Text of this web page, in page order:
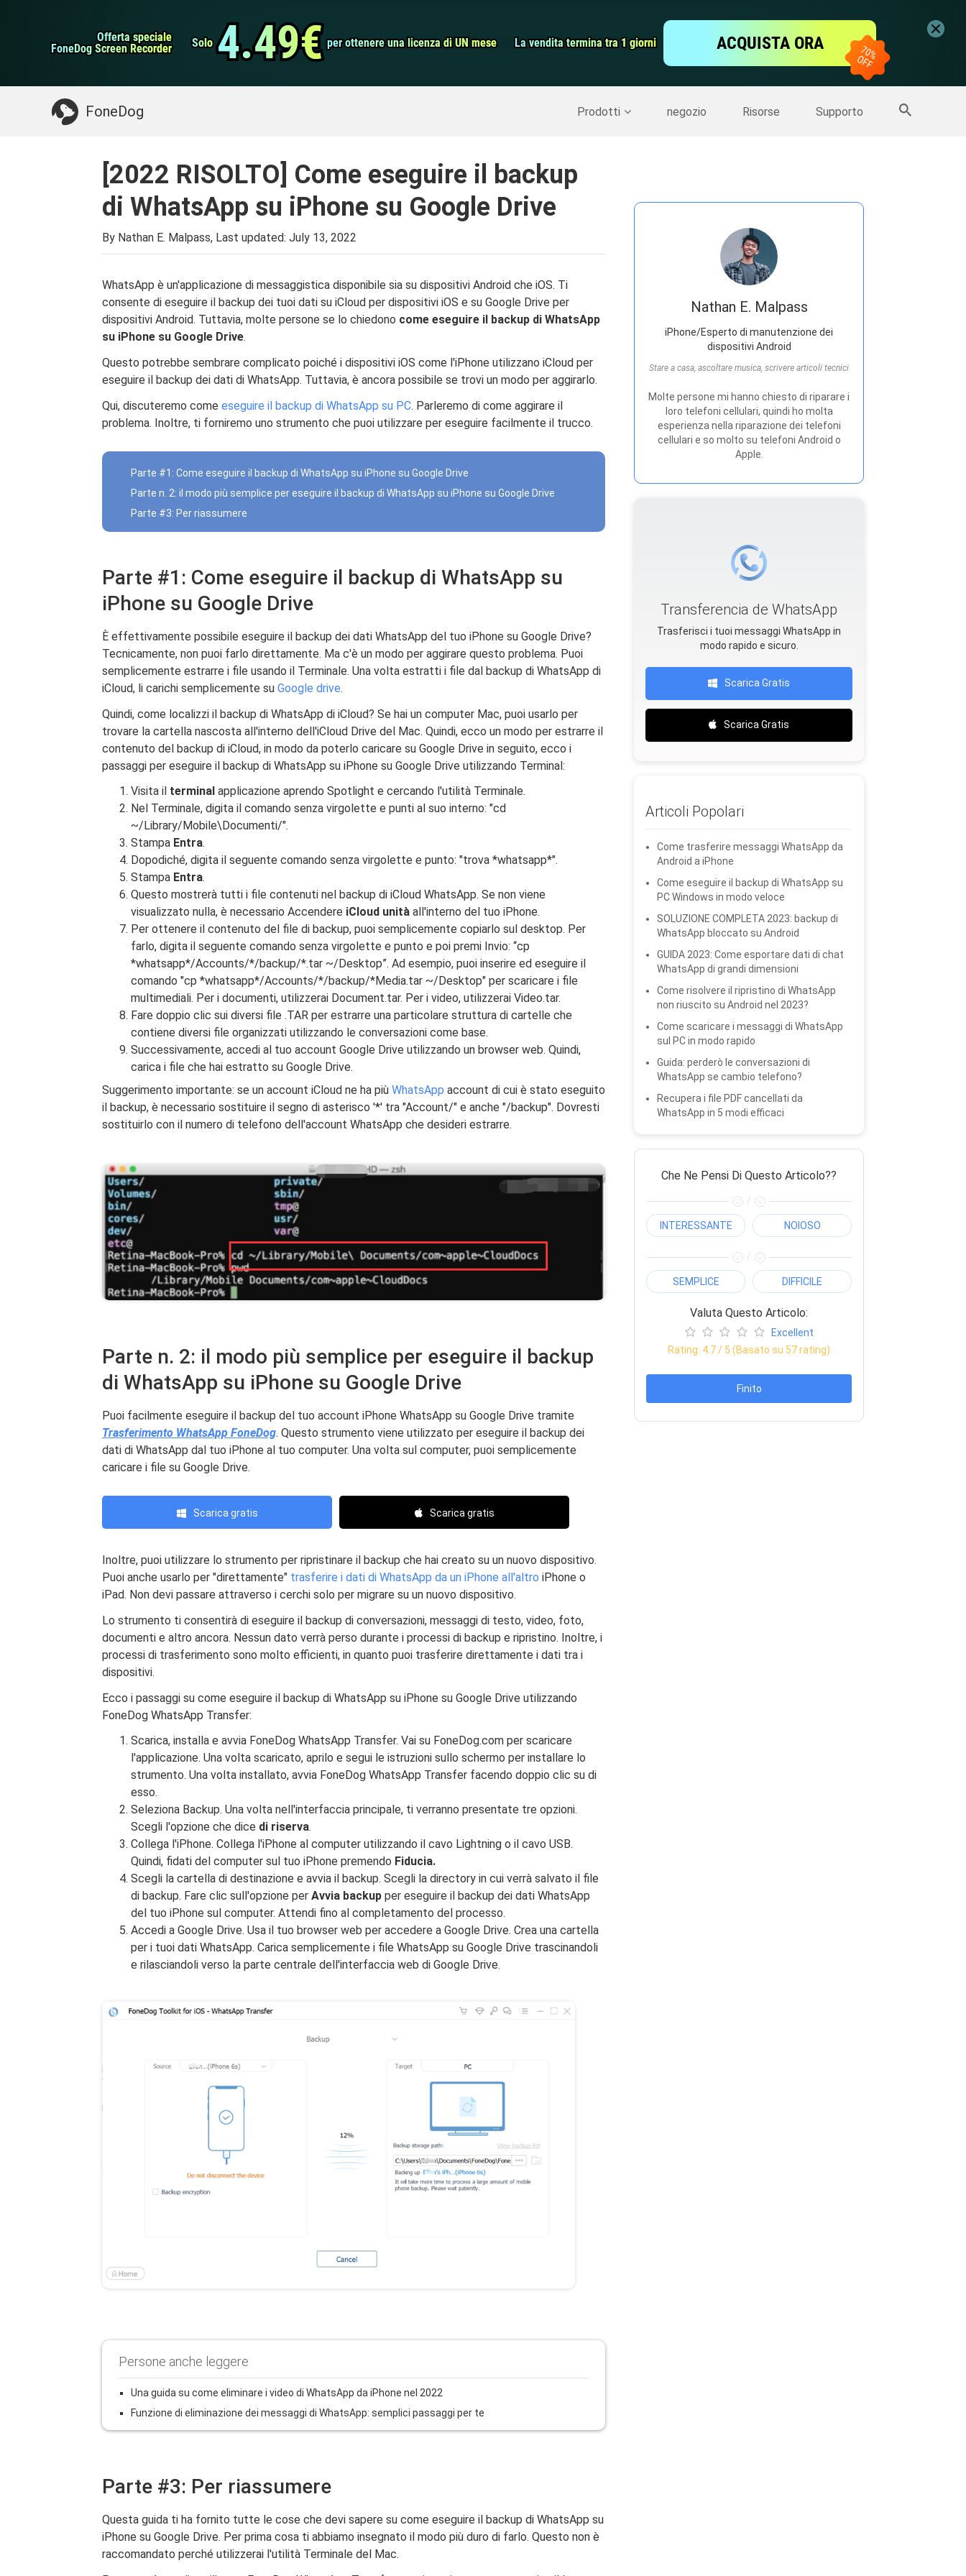
Offerta speciale
Offerta speciale
FoneDog Screen Recorder
FoneDog Screen Recorder Solo
Solo 4.49€
4.49€ per ottenere una licenza di UN mese
per ottenere una licenza di UN mese La vendita termina tra 1 giorni
La vendita termina tra 1 giorni ACQUISTA ORA
FoneDog Prodotti negozio Risorse Supporto
Pulitore iPhone Screen Recorder
Potresti Aver Bisogno: Altri Prodotti
[2022 RISOLTO] Come eseguire il backup
di WhatsApp su iPhone su Google Drive
By Nathan E. Malpass, Last updated: July 13, 2022
WhatsApp è un'applicazione di messaggistica disponibile sia su dispositivi Android che iOS. Ti
consente di eseguire il backup dei tuoi dati su iCloud per dispositivi iOS e su Google Drive per
dispositivi Android. Tuttavia, molte persone se lo chiedono come eseguire il backup di WhatsApp
su iPhone su Google Drive.
Questo potrebbe sembrare complicato poiché i dispositivi iOS come l'iPhone utilizzano iCloud per
eseguire il backup dei dati di WhatsApp. Tuttavia, è ancora possibile se trovi un modo per aggirarlo.
Qui, discuteremo come eseguire il backup di WhatsApp su PC. Parleremo di come aggirare il
problema. Inoltre, ti forniremo uno strumento che puoi utilizzare per eseguire facilmente il trucco.
Parte #1: Come eseguire il backup di WhatsApp su iPhone su Google Drive
Parte n. 2: il modo più semplice per eseguire il backup di WhatsApp su iPhone su Google Drive
Parte #3: Per riassumere
Parte #1: Come eseguire il backup di WhatsApp su
iPhone su Google Drive
È effettivamente possibile eseguire il backup dei dati WhatsApp del tuo iPhone su Google Drive?
Tecnicamente, non puoi farlo direttamente. Ma c'è un modo per aggirare questo problema. Puoi
semplicemente estrarre i file usando il Terminale. Una volta estratti i file dal backup di WhatsApp di
iCloud, li carichi semplicemente su Google drive.
Quindi, come localizzi il backup di WhatsApp di iCloud? Se hai un computer Mac, puoi usarlo per
trovare la cartella nascosta all'interno dell'iCloud Drive del Mac. Quindi, ecco un modo per estrarre il
contenuto del backup di iCloud, in modo da poterlo caricare su Google Drive in seguito, ecco i
passaggi per eseguire il backup di WhatsApp su iPhone su Google Drive utilizzando Terminal:
Visita il terminal applicazione aprendo Spotlight e cercando l'utilità Terminale.
Nel Terminale, digita il comando senza virgolette e punti al suo interno: "cd
~/Library/Mobile\Documenti/".
Stampa Entra.
Dopodiché, digita il seguente comando senza virgolette e punto: "trova *whatsapp*".
Stampa Entra.
Questo mostrerà tutti i file contenuti nel backup di iCloud WhatsApp. Se non viene
visualizzato nulla, è necessario Accendere iCloud unità all'interno del tuo iPhone.
Per ottenere il contenuto del file di backup, puoi semplicemente copiarlo sul desktop. Per
farlo, digita il seguente comando senza virgolette e punto e poi premi Invio: “cp
*whatsapp*/Accounts/*/backup/*.tar ~/Desktop”. Ad esempio, puoi inserire ed eseguire il
comando "cp *whatsapp*/Accounts/*/backup/*Media.tar ~/Desktop" per scaricare i file
multimediali. Per i documenti, utilizzerai Document.tar. Per i video, utilizzerai Video.tar.
Fare doppio clic sui diversi file .TAR per estrarre una particolare struttura di cartelle che
contiene diversi file organizzati utilizzando le conversazioni come base.
Successivamente, accedi al tuo account Google Drive utilizzando un browser web. Quindi,
carica i file che hai estratto su Google Drive.
Suggerimento importante: se un account iCloud ne ha più WhatsApp account di cui è stato eseguito
il backup, è necessario sostituire il segno di asterisco '*' tra "Account/" e anche "/backup". Dovresti
sostituirlo con il numero di telefono dell'account WhatsApp che desideri estrarre.
Parte n. 2: il modo più semplice per eseguire il backup
di WhatsApp su iPhone su Google Drive
Puoi facilmente eseguire il backup del tuo account iPhone WhatsApp su Google Drive tramite
Trasferimento WhatsApp FoneDog. Questo strumento viene utilizzato per eseguire il backup dei
dati di WhatsApp dal tuo iPhone al tuo computer. Una volta sul computer, puoi semplicemente
caricare i file su Google Drive.
Scarica gratis Scarica gratis
Inoltre, puoi utilizzare lo strumento per ripristinare il backup che hai creato su un nuovo dispositivo.
Puoi anche usarlo per "direttamente" trasferire i dati di WhatsApp da un iPhone all'altro iPhone o
iPad. Non devi passare attraverso i cerchi solo per migrare su un nuovo dispositivo.
Lo strumento ti consentirà di eseguire il backup di conversazioni, messaggi di testo, video, foto,
documenti e altro ancora. Nessun dato verrà perso durante i processi di backup e ripristino. Inoltre, i
processi di trasferimento sono molto efficienti, in quanto puoi trasferire direttamente i dati tra i
dispositivi.
Ecco i passaggi su come eseguire il backup di WhatsApp su iPhone su Google Drive utilizzando
FoneDog WhatsApp Transfer:
Scarica, installa e avvia FoneDog WhatsApp Transfer. Vai su FoneDog.com per scaricare
l'applicazione. Una volta scaricato, aprilo e segui le istruzioni sullo schermo per installare lo
strumento. Una volta installato, avvia FoneDog WhatsApp Transfer facendo doppio clic su di
esso.
Seleziona Backup. Una volta nell'interfaccia principale, ti verranno presentate tre opzioni.
Scegli l'opzione che dice di riserva.
Collega l'iPhone. Collega l'iPhone al computer utilizzando il cavo Lightning o il cavo USB.
Quindi, fidati del computer sul tuo iPhone premendo Fiducia.
Scegli la cartella di destinazione e avvia il backup. Scegli la directory in cui verrà salvato il file
di backup. Fare clic sull'opzione per Avvia backup per eseguire il backup dei dati WhatsApp
del tuo iPhone sul computer. Attendi fino al completamento del processo.
Accedi a Google Drive. Usa il tuo browser web per accedere a Google Drive. Crea una cartella
per i tuoi dati WhatsApp. Carica semplicemente i file WhatsApp su Google Drive trascinandoli
e rilasciandoli verso la parte centrale dell'interfaccia web di Google Drive.
Persone anche leggere
Una guida su come eliminare i video di WhatsApp da iPhone nel 2022
Funzione di eliminazione dei messaggi di WhatsApp: semplici passaggi per te
Parte #3: Per riassumere
Questa guida ti ha fornito tutte le cose che devi sapere su come eseguire il backup di WhatsApp su
iPhone su Google Drive. Per prima cosa ti abbiamo insegnato il modo più duro di farlo. Questo non è
raccomandato perché utilizzerai l'utilità Terminale del Mac.
Nathan E. Malpass
iPhone/Esperto di manutenzione dei
dispositivi Android
Stare a casa, ascoltare musica, scrivere articoli tecnici
Molte persone mi hanno chiesto di riparare i
loro telefoni cellulari, quindi ho molta
esperienza nella riparazione dei telefoni
cellulari e so molto su telefoni Android o
Apple.
Transferencia de WhatsApp
Trasferisci i tuoi messaggi WhatsApp in
modo rapido e sicuro.
Scarica Gratis
Scarica Gratis
Articoli Popolari
Come trasferire messaggi WhatsApp da
Android a iPhone
Come eseguire il backup di WhatsApp su
PC Windows in modo veloce
SOLUZIONE COMPLETA 2023: backup di
WhatsApp bloccato su Android
GUIDA 2023: Come esportare dati di chat
WhatsApp di grandi dimensioni
Come risolvere il ripristino di WhatsApp
non riuscito su Android nel 2023?
Come scaricare i messaggi di WhatsApp
sul PC in modo rapido
Guida: perderò le conversazioni di
WhatsApp se cambio telefono?
Recupera i file PDF cancellati da
WhatsApp in 5 modi efficaci
Che Ne Pensi Di Questo Articolo??
/
INTERESSANTE NOIOSO
/
SEMPLICE DIFFICILE
Valuta Questo Articolo:
Excellent
Rating: 4.7/ 5 (Basato su 57rating)
Finito